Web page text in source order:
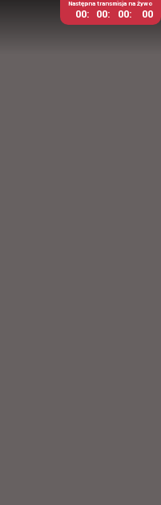
Następna transmisja na żywo
00 00 00 00